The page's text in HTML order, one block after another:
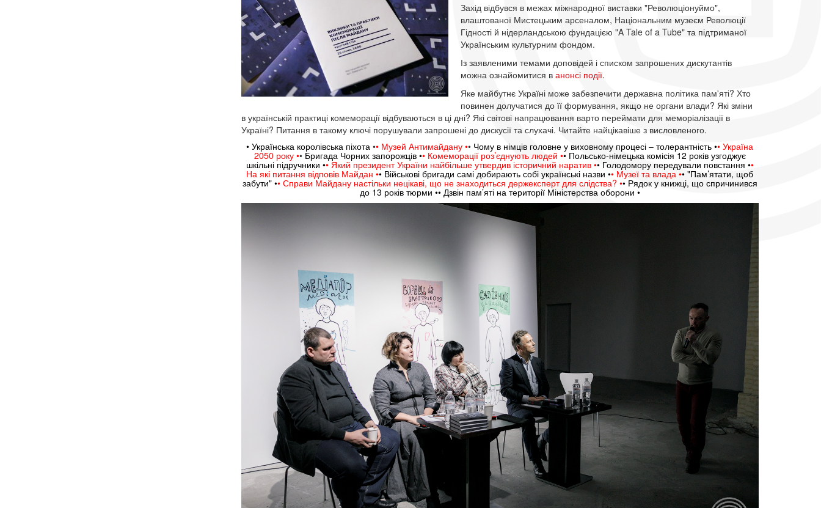
Захід відбувся в межах міжнародної виставки "Революціонуймо",
влаштованої Мистецьким арсеналом, Національним музеєм Революції
Гідності й нідерландською фундацією "A Tale of a Tube" та підтриманої
Українським культурним фондом.
Із заявленими темами доповідей і списком запрошених дискутантів
можна ознайомитися в анонсі події.
Яке майбутнє Україні може забезпечити державна політика пам'яті? Хто
повинен долучатися до її формування, якщо не органи влади? Які зміни
в українській практиці комеморації відбуваються в ці дні? Які світові напрацювання варто переймати для меморіалізації в
Україні? Питання в такому ключі порушували запрошені до дискусії та слухачі. Читайте найцікавіше з висловленого.
• Українська королівська піхота•• Музей Антимайдану •• Чому в німців головне у виховному процесі – толерантність •• Україна
2050 року •• Бригада Чорних запорожців •• Комеморації роз’єднують людей •• Польсько-німецька комісія 12 років узгоджує
шкільні підручники •• Який президент України найбільше утвердив історичний наратив •• Голодомору передували повстання ••
На які питання відповів Майдан •• Військові бригади самі добирають собі українські назви •• Музеї та влада •• "Пам’ятати, щоб
забути" •• Справи Майдану настільки нецікаві, що не знаходиться держексперт для слідства? •• Рядок у книжці, що спричинився
до 13 років тюрми •• Дзвін пам’яті на території Міністерства оборони •